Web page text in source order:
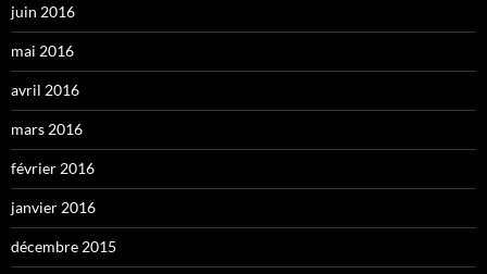
juin 2016
mai 2016
avril 2016
mars 2016
février 2016
janvier 2016
décembre 2015